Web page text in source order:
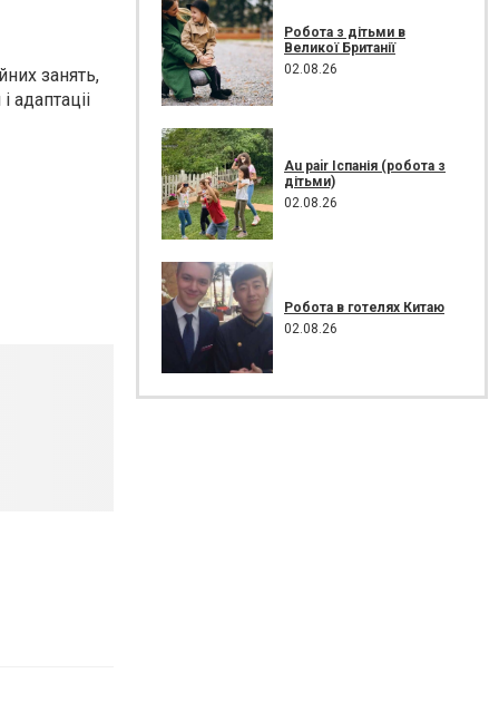
занять,
адаптаціі
Робота з дітьми в
Великої Британії
02.08.26
Au pair Іспанія (робота з
дітьми)
02.08.26
Робота в готелях Китаю
02.08.26